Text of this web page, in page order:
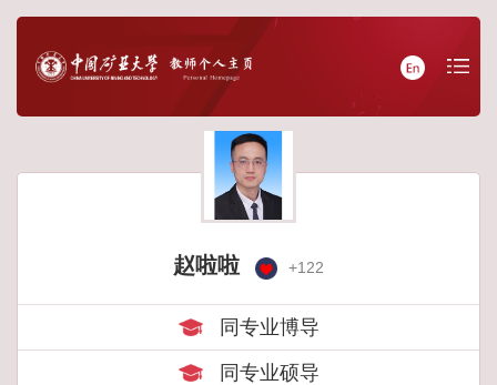
赵啦啦 +122
同专业博导
同专业硕导